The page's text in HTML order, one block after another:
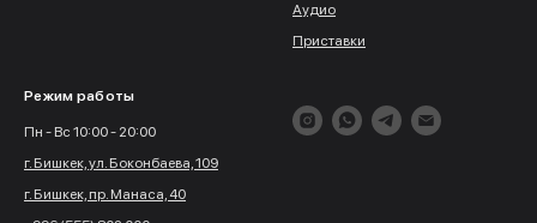
Аудио
Приставки
Режим работы
Пн - Вс 10:00 - 20:00
г. Бишкек, ул. Боконбаева, 109
г. Бишкек, пр. Манаса, 40